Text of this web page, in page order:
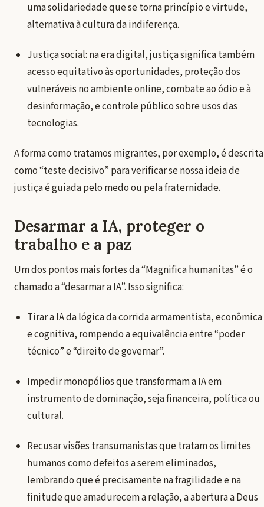
uma solidariedade que se torna princípio e virtude,
alternativa à cultura da indiferença.
Justiça social: na era digital, justiça significa também
acesso equitativo às oportunidades, proteção dos
vulneráveis no ambiente online, combate ao ódio e à
desinformação, e controle público sobre usos das
tecnologias.
A forma como tratamos migrantes, por exemplo, é descrita
como “teste decisivo” para verificar se nossa ideia de
justiça é guiada pelo medo ou pela fraternidade.
Desarmar a IA, proteger o
trabalho e a paz
Um dos pontos mais fortes da “Magnifica humanitas” é o
chamado a “desarmar a IA”. Isso significa:
Tirar a IA da lógica da corrida armamentista, econômica
e cognitiva, rompendo a equivalência entre “poder
técnico” e “direito de governar”.
Impedir monopólios que transformam a IA em
instrumento de dominação, seja financeira, política ou
cultural.
Recusar visões transumanistas que tratam os limites
humanos como defeitos a serem eliminados,
lembrando que é precisamente na fragilidade e na
finitude que amadurecem a relação, a abertura a Deus